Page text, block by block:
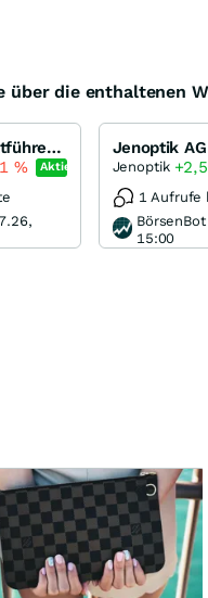
über die enthaltenen
SMA -Weltmarktführer bei Wechselrichtern
% Aktie
Jenoptik AG
Jenoptik
1 Aufrufe
15:00